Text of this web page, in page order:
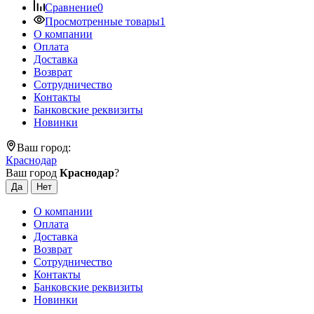
Сравнение0
Просмотренные товары1
О компании
Оплата
Доставка
Возврат
Сотрудничество
Контакты
Банковские реквизиты
Новинки
Ваш город:
Краснодар
Ваш город Краснодар?
О компании
Оплата
Доставка
Возврат
Сотрудничество
Контакты
Банковские реквизиты
Новинки